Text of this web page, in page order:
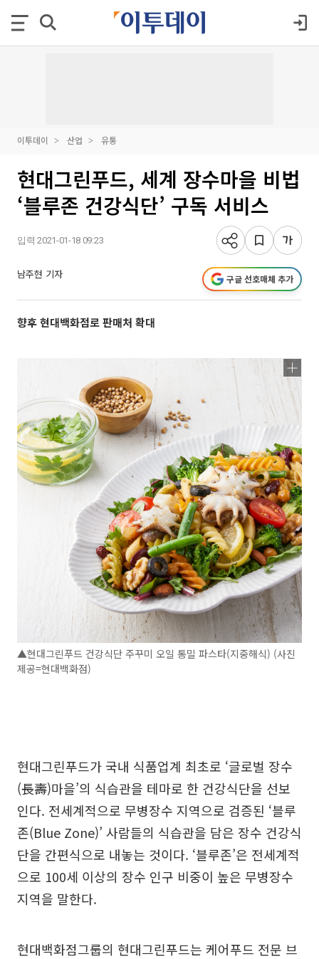
이투데이 산업 유통
현대그린푸드, 세계 장수마을 비법
‘블루존 건강식단’ 구독 서비스
입력 2021-01-18 09:23
남주현 기자 구글 선호매체 추가
향후 현대백화점로 판매처 확대
▲현대그린푸드 건강식단 주꾸미 오일 통밀 파스타(지중해식) (사진
제공=현대백화점)
현대그린푸드가 국내 식품업계 최초로 ‘글로벌 장수
(長壽)마을’의 식습관을 테마로 한 건강식단을 선보
인다. 전세계적으로 무병장수 지역으로 검증된 ‘블루
존(Blue Zone)’ 사람들의 식습관을 담은 장수 건강식
단을 간편식으로 내놓는 것이다. ‘블루존’은 전세계적
으로 100세 이상의 장수 인구 비중이 높은 무병장수
지역을 말한다.
현대백화점그룹의 현대그린푸드는 케어푸드 전문 브